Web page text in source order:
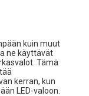
kuin muut
ne käyttävät
Tämä
kerran, kun
LED-valoon.